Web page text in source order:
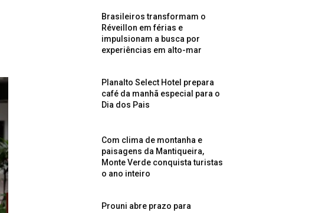
Brasileiros transformam o
Réveillon em férias e
impulsionam a busca por
experiências em alto-mar
Planalto Select Hotel prepara
café da manhã especial para o
Dia dos Pais
Com clima de montanha e
paisagens da Mantiqueira,
Monte Verde conquista turistas
o ano inteiro
Prouni abre prazo para